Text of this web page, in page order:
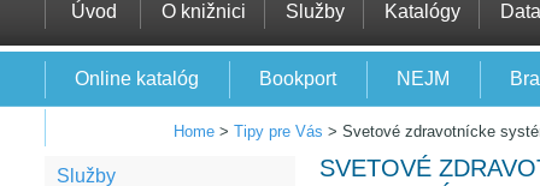
Úvod O knižnici Služby Katalógy
Online katalóg Bookport NEJM
Home > Tipy pre Vás > Svetové zdravotnícke
Služby
SVETOVÉ